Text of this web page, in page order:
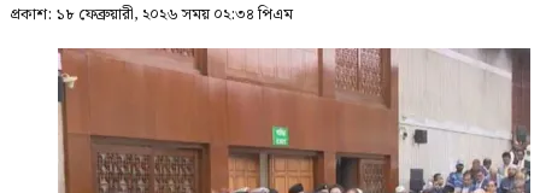
প্রকাশ: ১৮ ফেব্রুয়ারী, ২০২৬ সময় ০২:৩৪ পিএম